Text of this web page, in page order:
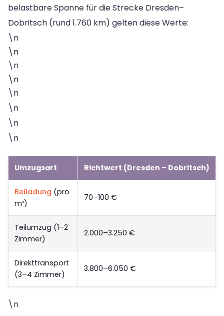
belastbare Spanne für die Strecke Dresden–
Dobritsch (rund 1.760 km) gelten diese Werte:
\n
\n
\n
\n
\n
\n
\n
\n
Umzugsart Richtwert (Dresden – Dobritsch)
Beiladung (pro
m³)
70–100 €
Teilumzug (1–2
Zimmer)
2.000–3.250 €
Direkttransport
(3–4 Zimmer)
3.800–6.050 €
\n